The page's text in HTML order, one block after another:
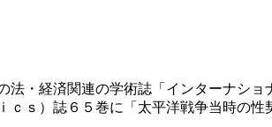
法・経済関連の学術誌「インターナ
ｓ）誌６５巻に「太平洋戦争当時